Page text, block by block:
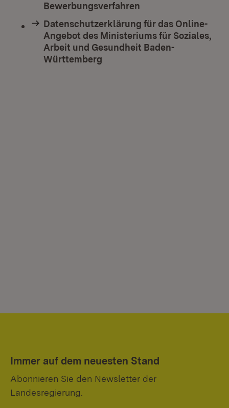
Bewerbungsverfahren
Datenschutzerklärung für das Online-
Angebot des Ministeriums für Soziales,
Arbeit und Gesundheit Baden-
Württemberg
Immer auf dem neuesten Stand
Abonnieren Sie den Newsletter der
Landesregierung.